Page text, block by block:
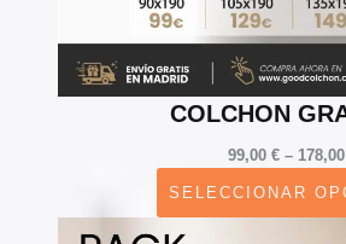
COLCHON
99,00€ –
SELECCIONAR